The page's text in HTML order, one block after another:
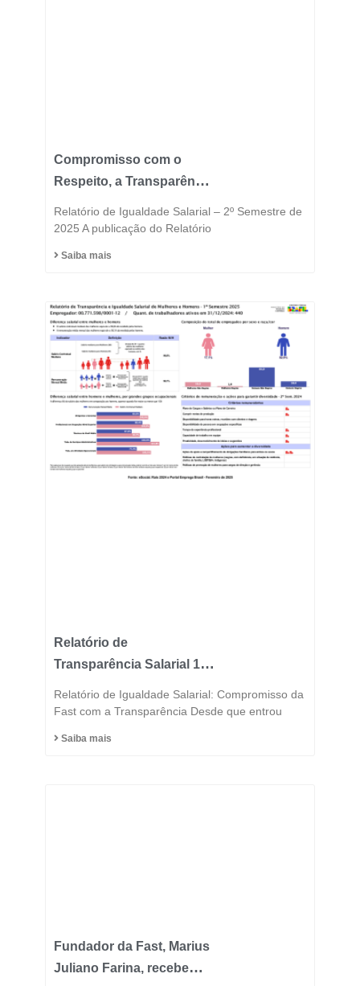
Compromisso com o
Respeito, a Transparência
DNA do Grupo Fast
Relatório de Igualdade Salarial – 2º Semestre de
2025 A publicação do Relatório
Saiba mais
Relatório de
Transparência Salarial 1º
Relatório de Igualdade Salarial: Compromisso da
Fast com a Transparência Desde que entrou
Saiba mais
Fundador da Fast, Marius
Juliano Farina, recebe